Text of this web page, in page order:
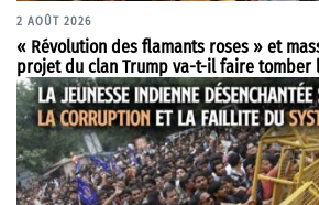
2 AOÛT 2026
« Révolution des flamants roses » et
projet du clan Trump va-t-il faire tomber